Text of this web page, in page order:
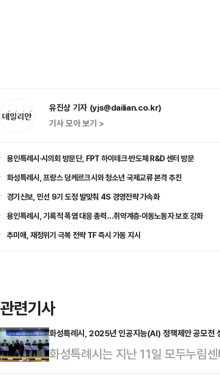
유진상 기자 (yjs@dailian.co.kr)
기사 모아 보기 >
용인특례시·시의회 방문단, FPT 하이테크·반도체 R&D 센터 방문
화성특례시, 프랑스 덩케르크시와 청소년 국제교류 본격 추진
경기신보, 민선 9기 도정 발맞춰 4S 경영전략 가속화
용인특례시, 기록적 폭염 대응 총력…취약계층·이동노동자 보호 강화
추미애, 재정위기 극복 전략 TF 즉시 가동 지시
관련기사
화성특례시, 2025년 인공지능(AI) 정책제안 공모전
화성특례시는 지난 11일 모두누림
정책제안 공모전' 최종 발표심사를